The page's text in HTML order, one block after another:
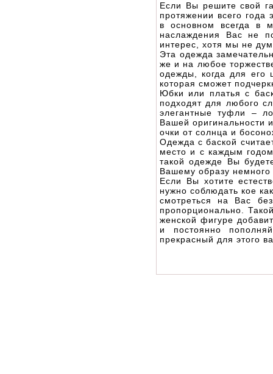
Если Вы решите свой
протяжении всего года
в основном всегда в
наслаждения Вас не
интерес, хотя мы не
Эта одежда
же и на любое
одежды, когда для его
которая сможет
Юбки или платья с
подходят для любого
элегантные туфли –
Вашей оригинальности
очки от солнца и
Одежда с баской
место и с каждым
такой одежде Вы
Вашему образу
Если Вы хотите
нужно соблюдать кое
смотреться на Вас
пропорционально.
женской фигуре
и постоянно
прекрасный для этого